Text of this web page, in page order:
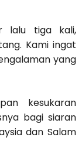
lalu tiga kali,
Kami ingat
yang
kesukaran
bagi siaran
dan Salam